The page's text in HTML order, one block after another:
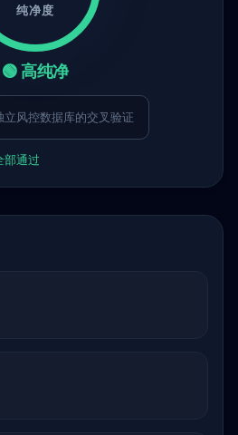
纯净度
🟢 高纯净
立风控数据库的交叉验证
部通过